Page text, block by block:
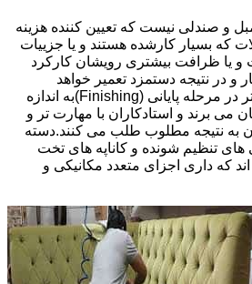
و صندلی نیست که تعیین کننده هزینه
که بسیار کارشده هستند و یا جزییات
و یا ظرافت بیشتری رویشان کارکرد
و در نتیجه دستمزد تعمیر خواهد
بود.برخی کارهای ظریف تر در مرحله پایانی (Finishing)به اندازه
می برند و استادکاران با مهارت تر و
به نتیجه مطلوب طلب می کنند.دسته
تنظیم شونده و کاناپه های تخت
که داری اجزای متعدد مکانیکی و